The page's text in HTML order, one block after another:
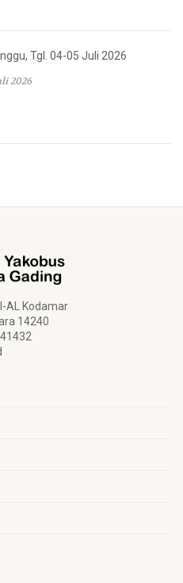
Tgl. 04-05 Juli 2026
2026
AL Kodamar
14240